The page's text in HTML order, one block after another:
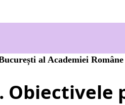
al Academiei
Obiectivele